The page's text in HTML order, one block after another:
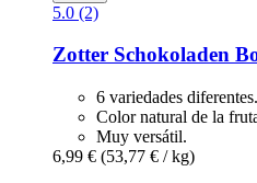
5.0 (2)
Zotter Schokoladen
6 variedades diferentes.
Color natural de la
Muy versátil.
6,99 € (53,77 € / kg)